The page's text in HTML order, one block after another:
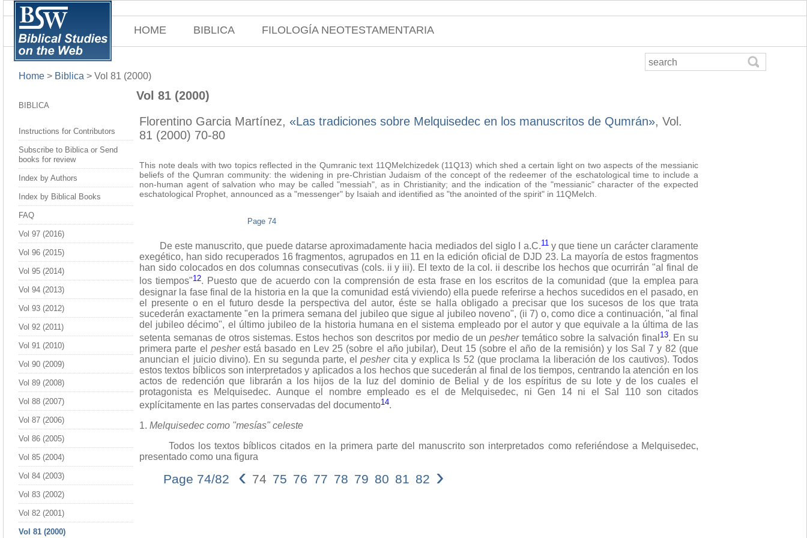
HOME BIBLICA FILOLOGÍA NEOTESTAMENTARIA
Home > Biblica > Vol 81 (2000)
BIBLICA
Instructions for Contributors
Subscribe to Biblica or Send
books for review
Index by Authors
Index by Biblical Books
FAQ
Vol 97 (2016)
Vol 96 (2015)
Vol 95 (2014)
Vol 94 (2013)
Vol 93 (2012)
Vol 92 (2011)
Vol 91 (2010)
Vol 90 (2009)
Vol 89 (2008)
Vol 88 (2007)
Vol 87 (2006)
Vol 86 (2005)
Vol 85 (2004)
Vol 84 (2003)
Vol 83 (2002)
Vol 82 (2001)
Vol 81 (2000)
Vol 81 (2000)
Florentino Garcia Martínez, «Las tradiciones sobre Melquisedec en los manuscritos de Qumrán», Vol.
81 (2000) 70-80
This note deals with two topics reflected in the Qumranic text 11QMelchizedek (11Q13) which shed a certain light on two aspects of the messianic
beliefs of the Qumran community: the widening in pre-Christian Judaism of the concept of the redeemer of the eschatological time to include a
non-human agent of salvation who may be called "messiah", as in Christianity; and the indication of the "messianic" character of the expected
eschatological Prophet, announced as a "messenger" by Isaiah and identified as "the anointed of the spirit" in 11QMelch.
Page 74
De este manuscrito, que puede datarse aproximadamente hacia mediados del siglo I a.C.11y que tiene un carácter claramente
exegético, han sido recuperados 16 fragmentos, agrupados en 11 en la edición oficial de DJD 23. La mayoría de estos fragmentos
han sido colocados en dos columnas consecutivas (cols. ii y iii). El texto de la col. ii describe los hechos que ocurrirán "al final de
los tiempos"12. Puesto que de acuerdo con la comprensión de esta frase en los escritos de la comunidad (que la emplea para
designar la fase final de la historia en la que la comunidad está viviendo) ella puede referirse a hechos sucedidos en el pasado, en
el presente o en el futuro desde la perspectiva del autor, éste se halla obligado a precisar que los sucesos de los que trata
sucederán exactamente "en la primera semana del jubileo que sigue al jubileo noveno", (ii 7) o, como dice a continuación, "al final
del jubileo décimo", el último jubileo de la historia humana en el sistema empleado por el autor y que equivale a la última de las
setenta semanas de otros sistemas. Estos hechos son descritos por medio de unpeshertemático sobre la salvación final 13. En su
primera parte el pesherestá basado en Lev 25 (sobre el año jubilar), Deut 15 (sobre el año de la remisión) y los Sal 7 y 82 (que
anuncian el juicio divino). En su segunda parte, elpeshercita y explica Is 52 (que proclama la liberación de los cautivos). Todos
estos textos bíblicos son interpretados y aplicados a los hechos que sucederán al final de los tiempos, centrando la atención en los
actos de redención que librarán a los hijos de la luz del dominio de Belial y de los espíritus de su lote y de los cuales el
protagonista es Melquisedec. Aunque el nombre empleado es el de Melquisedec, ni Gen 14 ni el Sal 110 son citados
explícitamente en las partes conservadas del documento14.
1. Melquisedec como "mesías" celeste
Todos los textos bíblicos citados en la primera parte del manuscrito son interpretados como referiéndose a Melquisedec,
presentado como una figura
Page 74/82 ‹ 74 75 76 77 78 79 80 81 82 ›